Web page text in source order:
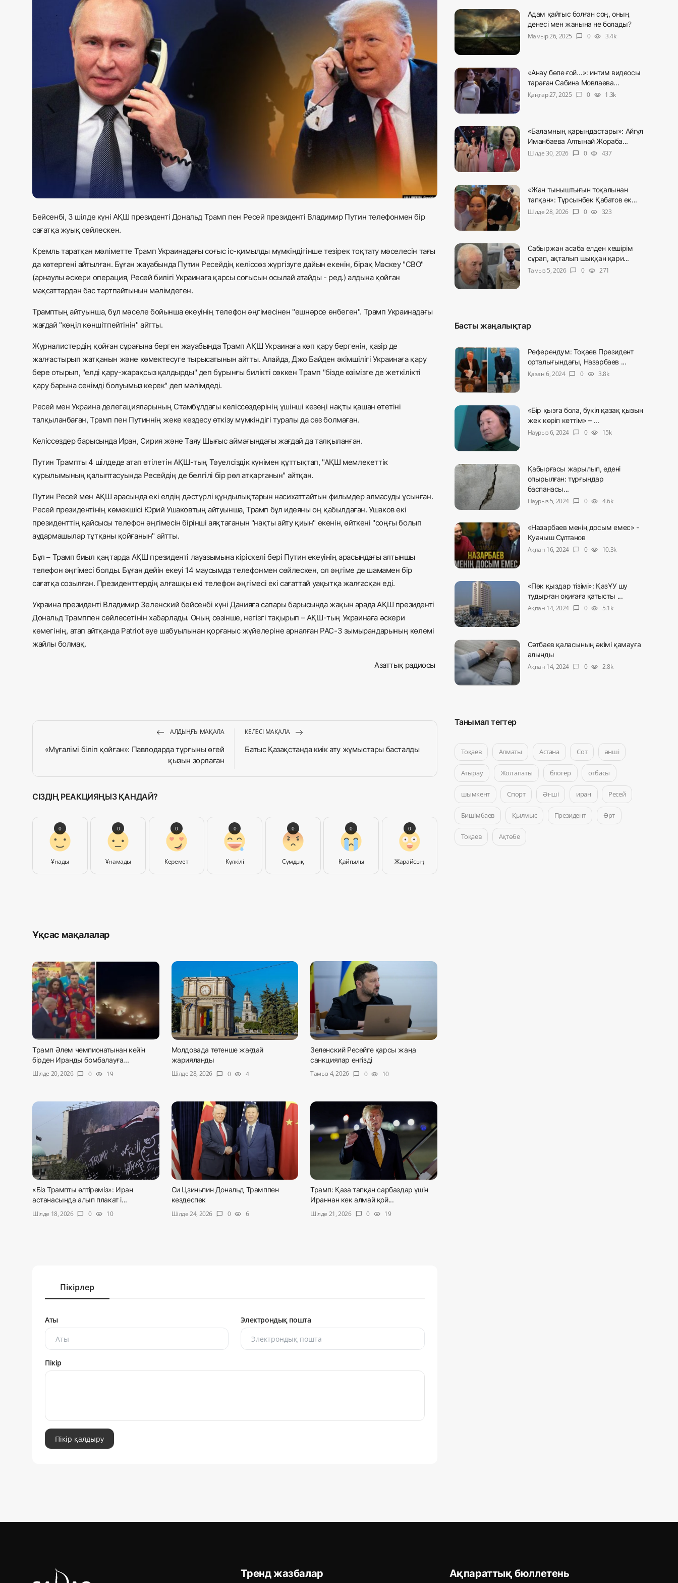
Журналистік зерттеу
Бейсенбі, 3 шілде күні АҚШ президенті Дональд Трамп пен Ресей президенті Владимир Путин телефонмен бір
сағатқа жуық сөйлескен.
Кремль таратқан мәліметте Трамп Украинадағы соғыс іс-қимылды мүмкіндігінше тезірек тоқтату мәселесін тағы
да көтергені айтылған. Бұған жауабында Путин Ресейдің келіссөз жүргізуге дайын екенін, бірақ Мәскеу "СВО"
(арнаулы әскери операция, Ресей билігі Украинаға қарсы соғысын осылай атайды - ред.) алдына қойған
мақсаттардан бас тартпайтынын мәлімдеген.
Трамптың айтуынша, бұл мәселе бойынша екеуінің телефон әңгімесінен "ешнәрсе өнбеген". Трамп Украинадағы
жағдай "көңіл көншітпейтінін" айтты.
Журналистердің қойған сұрағына берген жауабында Трамп АҚШ Украинаға көп қару бергенін, қазір де
жалғастырып жатқанын және көмектесуге тырысатынын айтты. Алайда, Джо Байден әкімшілігі Украинаға қару
бере отырып, "елді қару-жарақсыз қалдырды" деп бұрынғы билікті сөккен Трамп "бізде өзімізге де жеткілікті
қару барына сенімді болуымыз керек" деп мәлімдеді.
Ресей мен Украина делегацияларының Стамбұлдағы келіссөздерінің үшінші кезеңі нақты қашан өтетіні
талқыланбаған, Трамп пен Путиннің жеке кездесу өткізу мүмкіндігі туралы да сөз болмаған.
Келіссөздер барысында Иран, Сирия және Таяу Шығыс аймағындағы жағдай да талқыланған.
Путин Трампты 4 шілдеде атап өтілетін АҚШ-тың Тәуелсіздік күнімен құттықтап, "АҚШ мемлекеттік
құрылымының қалыптасуында Ресейдің де белгілі бір рөл атқарғанын" айтқан.
Путин Ресей мен АҚШ арасында екі елдің дәстүрлі құндылықтарын насихаттайтын фильмдер алмасуды ұсынған.
Ресей президентінің көмекшісі Юрий Ушаковтың айтуынша, Трамп бұл идеяны оң қабылдаған. Ушаков екі
президенттің қайсысы телефон әңгімесін бірінші аяқтағанын "нақты айту қиын" екенін, өйткені "соңғы болып
аудармашылар тұтқаны қойғанын" айтты.
Бұл – Трамп биыл қаңтарда АҚШ президенті лауазымына кіріскелі бері Путин екеуінің арасындағы алтыншы
телефон әңгімесі болды. Бұған дейін екеуі 14 маусымда телефонмен сөйлескен, ол әңгіме де шамамен бір
сағатқа созылған. Президенттердің алғашқы екі телефон әңгімесі екі сағаттай уақытқа жалғасқан еді.
Украина президенті Владимир Зеленский бейсенбі күні Данияға сапары барысында жақын арада АҚШ президенті
Дональд Трамппен сөйлесетінін хабарлады. Оның сөзінше, негізгі тақырып – АҚШ-тың Украинаға әскери
көмегінің, атап айтқанда Patriot әуе шабуылынан қорғаныс жүйелеріне арналған PAC-3 зымырандарының көлемі
жайлы болмақ.
Азаттық радиосы
АЛДЫҢҒЫ МАҚАЛА
«Мұғалімі біліп қойған»: Павлодарда тұрғыны өгей
қызын зорлаған
КЕЛЕСІ МАҚАЛА
Батыс Қазақстанда киік ату жұмыстары басталды
СІЗДІҢ РЕАКЦИЯҢЫЗ ҚАНДАЙ?
Ұнады
0
Ұнамады
0
Керемет
0
Күлкілі
0
Сұмдық
0
Қайғылы
0
Жарайсың
0
Ұқсас мақалалар
Трамп Әлем чемпионатынан кейін
бірден Иранды бомбалауға...
Шілде 20, 2026 chat_bubble 0 visibility 19
Молдовада төтенше жағдай
жарияланды
Шілде 28, 2026 chat_bubble 0 visibility 4
Зеленский Ресейге қарсы жаңа
санкциялар енгізді
Тамыз 4, 2026 chat_bubble 0 visibility 10
«Біз Трампты өлтіреміз»: Иран
астанасында алып плакат і...
Шілде 18, 2026 chat_bubble 0 visibility 10
Си Цзиньпин Дональд Трамппен
кездеспек
Шілде 24, 2026 chat_bubble 0 visibility 6
Трамп: Қаза тапқан сарбаздар үшін
Ираннан кек алмай қой...
Шілде 21, 2026 chat_bubble 0 visibility 19
Пікірлер
Аты Электрондық пошта
Пікір
Пікір қалдыру
Адам қайтыс болған соң, оның
денесі мен жанына не болады?
Мамыр 26, 2025
chat_bubble 0 visibility 3.4k
«Анау бөпе ғой…»: интим видеосы
тараған Сабина Мовлаева...
Қаңтар 27, 2025
chat_bubble 0 visibility 1.3k
«Баламның қарындастары»: Айгүл
Иманбаева Алтынай Жораба...
Шілде 30, 2026
chat_bubble 0 visibility 437
«Жан тыныштығын тоқалынан
тапқан»: Тұрсынбек Қабатов ек...
Шілде 28, 2026
chat_bubble 0 visibility 323
Сабыржан асаба елден кешірім
сұрап, ақталып шыққан қари...
Тамыз 5, 2026 chat_bubble 0 visibility 271
Басты жаңалықтар
Референдум: Тоқаев Президент
орталығындағы, Назарбаев ...
Қазан 6, 2024 chat_bubble 0 visibility 3.8k
«Бір қызға бола, бүкіл қазақ қызын
жек көріп кеттім» – ...
Наурыз 6, 2024
chat_bubble 0 visibility 15k
Қабырғасы жарылып, едені
опырылған: тұрғындар
баспанасы...
Наурыз 5, 2024
chat_bubble 0 visibility 4.6k
«Назарбаев менің досым емес» -
Қуаныш Сұлтанов
Ақпан 16, 2024
chat_bubble 0 visibility 10.3k
«Пәк қыздар тізімі»: ҚазҰУ шу
тудырған оқиғаға қатысты ...
Ақпан 14, 2024
chat_bubble 0 visibility 5.1k
Сәтбаев қаласының әкімі қамауға
алынды
Ақпан 14, 2024
chat_bubble 0 visibility 2.8k
Танымал тегтер
Тоқаев Алматы Астана Сот әнші
Атырау Жол апаты блогер отбасы
шымкент Спорт Әнші иран Ресей
Бишімбаев Қылмыс Президент Өрт
Тоқаев Ақтөбе
Тренд жазбалар Ақпараттық бюллетень